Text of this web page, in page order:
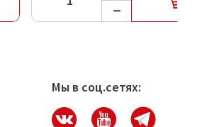
Мы в соц.сетях: